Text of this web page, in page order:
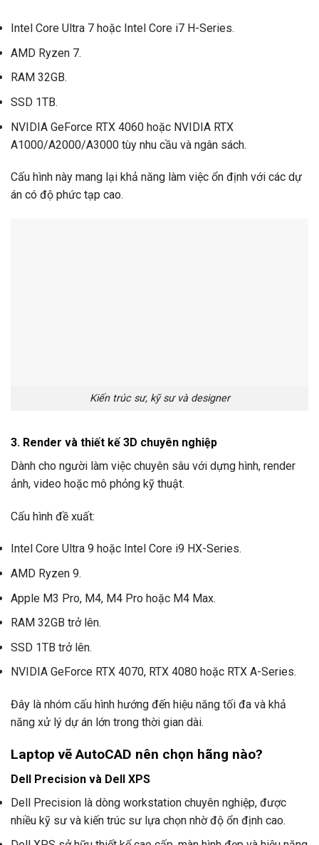
Intel Core Ultra 7 hoặc Intel Core i7 H-Series.
AMD Ryzen 7.
RAM 32GB.
SSD 1TB.
NVIDIA GeForce RTX 4060 hoặc NVIDIA RTX
A1000/A2000/A3000 tùy nhu cầu và ngân sách.
Cấu hình này mang lại khả năng làm việc ổn định với các dự
án có độ phức tạp cao.
Kiến trúc sư, kỹ sư và designer
3. Render và thiết kế 3D chuyên nghiệp
Dành cho người làm việc chuyên sâu với dựng hình, render
ảnh, video hoặc mô phỏng kỹ thuật.
Cấu hình đề xuất:
Intel Core Ultra 9 hoặc Intel Core i9 HX-Series.
AMD Ryzen 9.
Apple M3 Pro, M4, M4 Pro hoặc M4 Max.
RAM 32GB trở lên.
SSD 1TB trở lên.
NVIDIA GeForce RTX 4070, RTX 4080 hoặc RTX A-Series.
Đây là nhóm cấu hình hướng đến hiệu năng tối đa và khả
năng xử lý dự án lớn trong thời gian dài.
Laptop vẽ AutoCAD nên chọn hãng nào?
Dell Precision và Dell XPS
Dell Precision là dòng workstation chuyên nghiệp, được
nhiều kỹ sư và kiến trúc sư lựa chọn nhờ độ ổn định cao.